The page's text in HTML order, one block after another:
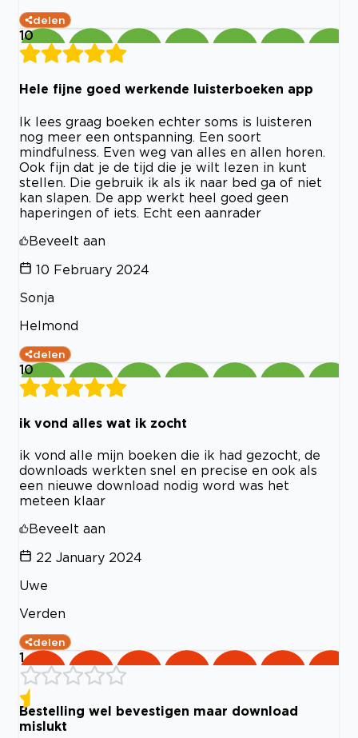
delen
10
Hele fijne goed werkende luisterboeken app
Ik lees graag boeken echter soms is luisteren
nog meer een ontspanning. Een soort
mindfulness. Even weg van alles en allen horen.
Ook fijn dat je de tijd die je wilt lezen in kunt
stellen. Die gebruik ik als ik naar bed ga of niet
kan slapen. De app werkt heel goed geen
haperingen of iets. Echt een aanrader
Beveelt aan
10 February 2024
Sonja
Helmond
delen
10
ik vond alles wat ik zocht
ik vond alle mijn boeken die ik had gezocht, de
downloads werkten snel en precise en ook als
een nieuwe download nodig word was het
meteen klaar
Beveelt aan
22 January 2024
Uwe
Verden
delen
1
Bestelling wel bevestigen maar download
mislukt